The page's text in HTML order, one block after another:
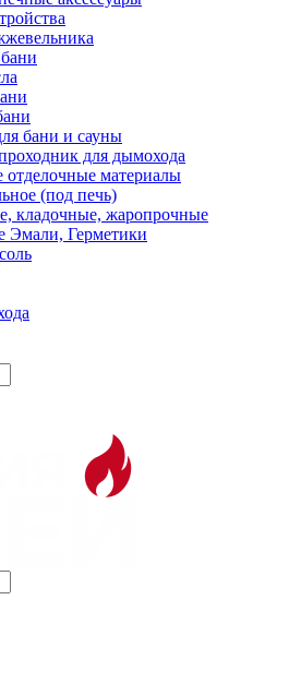
бани и сауны
для дымохода
материалы
(под печь)
кладочные, жаропрочные
Эмали, Герметики